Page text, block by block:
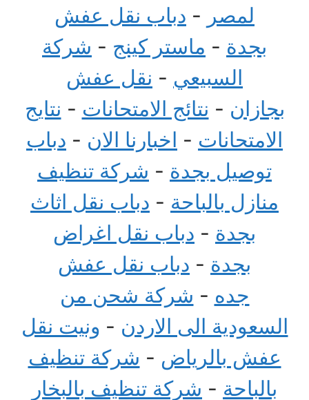
لمصر - دباب نقل عفش
بجدة - ماستر كينج - شركة
السبيعي - نقل عفش
بجازان - نتائج الامتحانات - نتايج
الامتحانات - اخبارنا الان - دباب
توصيل بجدة - شركة تنظيف
منازل بالباحة - دباب نقل اثاث
بجدة - دباب نقل اغراض
بجدة - دباب نقل عفش
جده - شركة شحن من
السعودية الى الاردن - ونيت نقل
عفش بالرياض - شركة تنظيف
بالباحة - شركة تنظيف بالبخار